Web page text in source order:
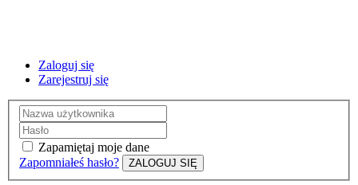
Zaloguj się
Zarejestruj się
Zapamiętaj moje dane
Zapomniałeś hasło?
ZALOGUJ SIĘ